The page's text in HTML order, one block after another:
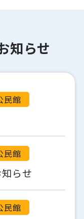
知らせ
民館
民館
らせ
民館